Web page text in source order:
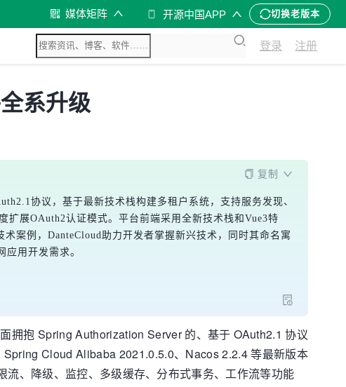
媒体矩阵 开源中国APP 切换老版本
登录 注册
系升级
复制
协议，基于最新技术栈构建多租户系统，支持服务发现、
扩展OAuth2认证模式。平台前端采用全新技术栈和Vue3特
案例，DanteCloud助力开发者掌握新兴技术，同时其命名寓
用开发需求。
拥抱 Spring Authorization Server 的、基于 OAuth2.1 协议
Cloud Alibaba 2021.0.5.0、Nacos 2.2.4 等最新版本
、降级、监控、多级缓存、分布式事务、工作流等功能